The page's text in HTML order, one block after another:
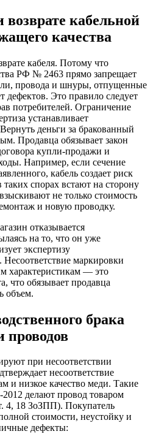
кабельной
качества
кабеля. Потому что
РФ № 2463 прямо запрещает
провода и шнуры, отпущенные
дефектов. Это правило следует
потребителей. Ограничение
устанавливает
деньги за бракованный
Продавца обязывает закон
купли-продажи и
Например, если сечение
кабель создает риск
спорах встают на сторону
не только стоимость
и новую проводку.
отказывается
на то, что он уже
экспертизу
Несоответствие маркировки
характеристикам — это
что обязывает продавца
объем.
брака
проводов
при несоответствии
несоответствие
и низкое качество меди. Такие
делают провод товаром
4, 18 ЗоЗПП). Покупатель
стоимости, неустойку и
дефекты: